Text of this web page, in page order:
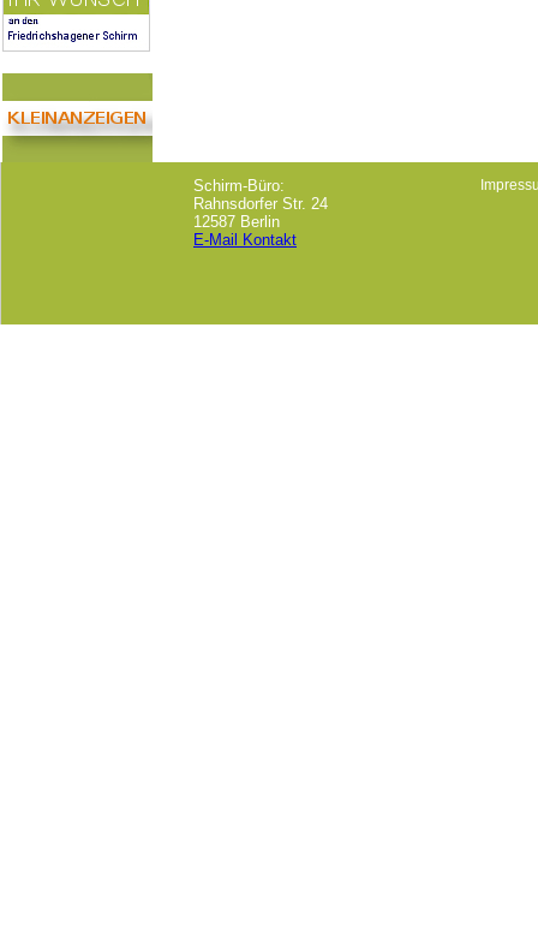
Schirm-Büro:
Rahnsdorfer Str. 24
12587 Berlin
E-Mail Kontakt